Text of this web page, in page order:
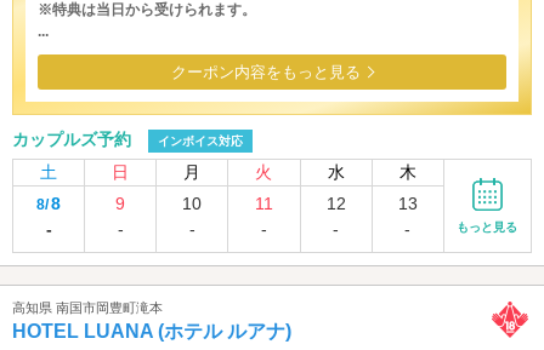
※特典は当日から受けられます。
...
クーポン内容をもっと見る
カップルズ予約 インボイス対応
土 日 月 火 水 木
8/8
-
9
-
10
-
11
-
12
-
13
-
もっと見る
高知県 南国市岡豊町滝本
HOTEL LUANA (ホテル ルアナ)